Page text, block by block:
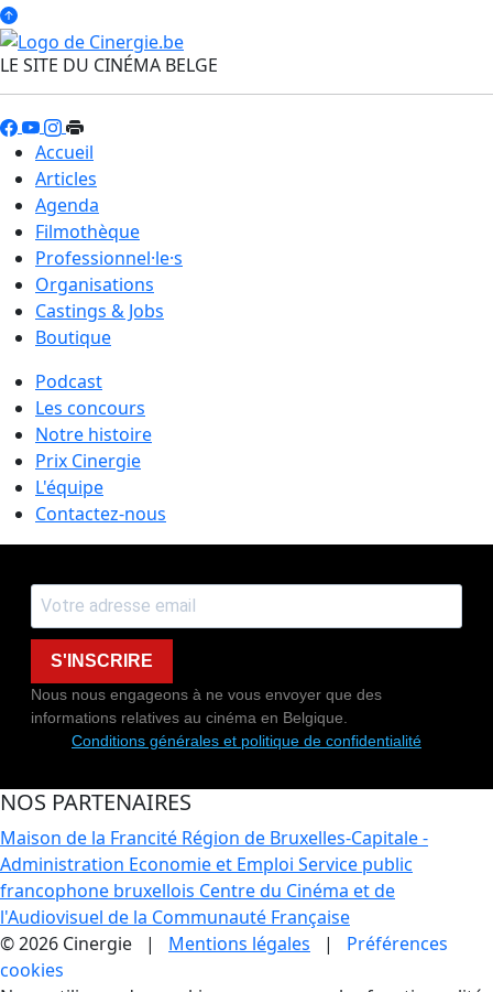
LE SITE DU CINÉMA BELGE
Accueil
Articles
Agenda
Filmothèque
Professionnel·le·s
Organisations
Castings & Jobs
Boutique
Podcast
Les concours
Notre histoire
Prix Cinergie
L'équipe
Contactez-nous
S'INSCRIRE
Nous nous engageons à ne vous envoyer que des
informations relatives au cinéma en Belgique.
Conditions générales et politique de confidentialité
NOS PARTENAIRES
Maison de la Francité Région de Bruxelles-Capitale -
Administration Economie et Emploi Service public
francophone bruxellois Centre du Cinéma et de
l'Audiovisuel de la Communauté Française
© 2026 Cinergie | Mentions légales | Préférences
cookies